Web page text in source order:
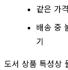
같은 가
배송 중
기
도서 상품 특성상